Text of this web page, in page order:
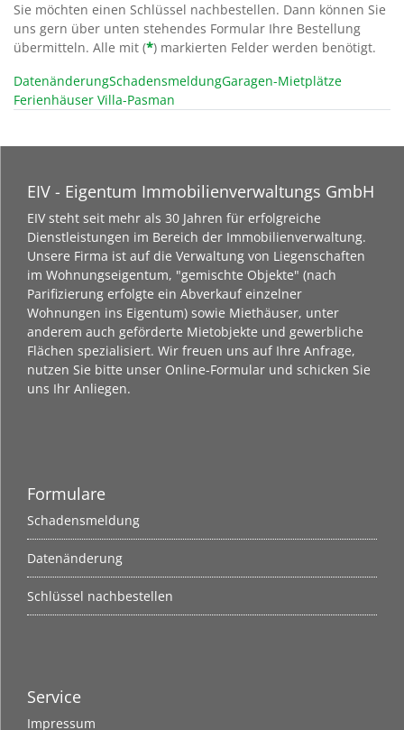
Sie möchten einen Schlüssel nachbestellen. Dann können Sie
uns gern über unten stehendes Formular Ihre Bestellung
übermitteln. Alle mit (*) markierten Felder werden benötigt.
DatenänderungSchadensmeldungGaragen-Mietplätze
Ferienhäuser Villa-Pasman
EIV - Eigentum Immobilienverwaltungs GmbH
EIV steht seit mehr als 30 Jahren für erfolgreiche
Dienstleistungen im Bereich der Immobilienverwaltung.
Unsere Firma ist auf die Verwaltung von Liegenschaften
im Wohnungseigentum, "gemischte Objekte" (nach
Parifizierung erfolgte ein Abverkauf einzelner
Wohnungen ins Eigentum) sowie Miethäuser, unter
anderem auch geförderte Mietobjekte und gewerbliche
Flächen spezialisiert. Wir freuen uns auf Ihre Anfrage,
nutzen Sie bitte unser Online-Formular und schicken Sie
uns Ihr Anliegen.
Formulare
Schadensmeldung
Datenänderung
Schlüssel nachbestellen
Service
Impressum